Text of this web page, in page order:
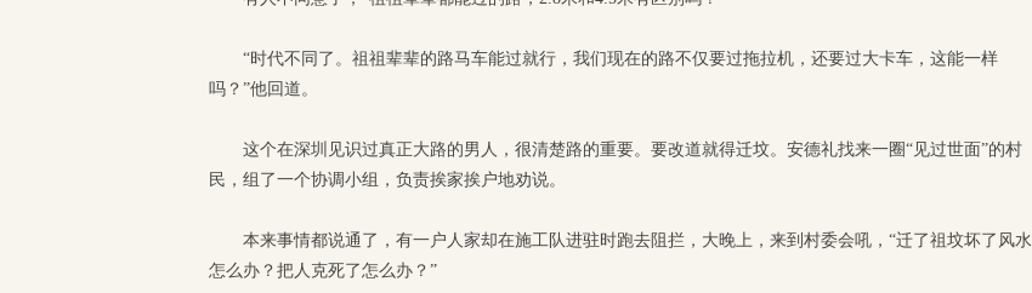
“时代不同了。祖祖辈辈的路马车能过就行，我们现在的路不仅要过拖拉机，还要过大卡车，这能一样
吗？”他回道。
这个在深圳见识过真正大路的男人，很清楚路的重要。要改道就得迁坟。安德礼找来一圈“见过世面”的村
民，组了一个协调小组，负责挨家挨户地劝说。
本来事情都说通了，有一户人家却在施工队进驻时跑去阻拦，大晚上，来到村委会吼，“迁了祖坟坏了风水
怎么办？把人克死了怎么办？”